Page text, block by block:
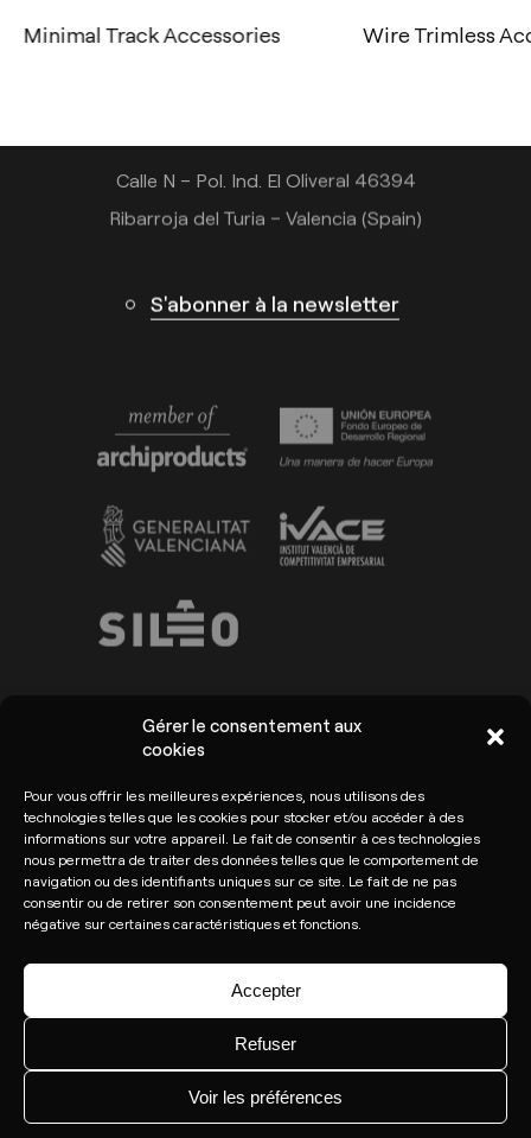
Gérer le consentement aux
cookies
Pour vous offrir les meilleures expériences, nous utilisons des
technologies telles que les cookies pour stocker et/ou accéder à des
informations sur votre appareil. Le fait de consentir à ces technologies
nous permettra de traiter des données telles que le comportement de
navigation ou des identifiants uniques sur ce site. Le fait de ne pas
consentir ou de retirer son consentement peut avoir une incidence
négative sur certaines caractéristiques et fonctions.
Accepter
Refuser
Voir les préférences
Minimal Track Accessories Wire Trimless
Tel.: +34 961 667 207
Calle N – Pol. Ind. El Oliveral 46394
Ribarroja del Turia – Valencia (Spain)
S'abonner à la newsletter
Politique de confidentialité
et de protection des
données
Gestion des cookies
Signaler une vulnérabilité